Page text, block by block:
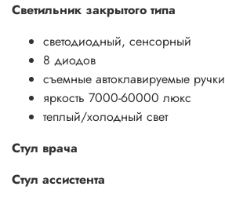
Светильник закрытого типа
светодиодный, сенсорный
8 диодов
съемные автоклавируемые ручки
яркость 7000-60000 люкс
теплый/холодный свет
Стул врача
Стул ассистента